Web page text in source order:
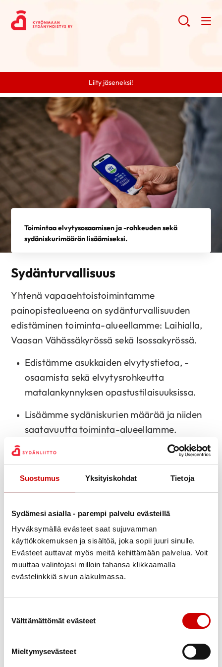
Suostumus Yksityiskohdat Tietoja
Sydämesi asialla - parempi palvelu evästeillä
Hyväksymällä evästeet saat sujuvamman
käyttökokemuksen ja sisältöä, joka sopii juuri sinulle.
Evästeet auttavat myös meitä kehittämään palvelua. Voit
muuttaa valintojasi milloin tahansa klikkaamalla
evästelinkkiä sivun alakulmassa.
Välttämättömät evästeet
Mieltymysevästeet
Liity jäseneksi!
Toimintaa elvytysosaamisen ja -rohkeuden sekä
sydäniskurimäärän lisäämiseksi.
Sydänturvallisuus
Yhtenä vapaaehtoistoimintamme
painopistealueena on sydänturvallisuuden
edistäminen toiminta-alueellamme: Laihialla,
Vaasan Vähässäkyrössä sekä Isossakyrössä.
Edistämme asukkaiden elvytystietoa, -
osaamista sekä elvytysrohkeutta
matalankynnyksen opastustilaisuuksissa.
Lisäämme sydäniskurien määrää ja niiden
saatavuutta toiminta-alueellamme.
Teemme yhteistyötä sydänturvallisuuden
edistämisessä eri toimijoiden kanssa
Sydänturvallisuuteen liittyvissä asioissa, voit
maijaleena.niemela@gmail.com, p.050-
5411949
Tutustu myös:
TIETOA SYDÄNTURVALLISUUDESTA